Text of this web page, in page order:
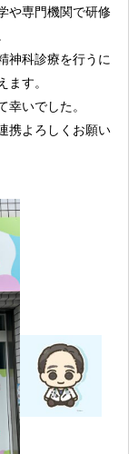
や専門機関で研修
神科診療を行うに
ます。
幸いでした。
携よろしくお願い